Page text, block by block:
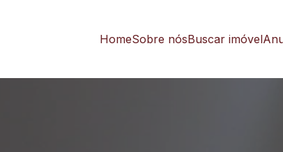
HomeSobre nósBuscar imóvel